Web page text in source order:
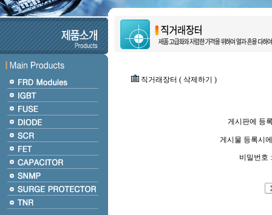
직거래장터 ( 삭제하기 )
게시판에 등
게시물 등록시
비밀번호